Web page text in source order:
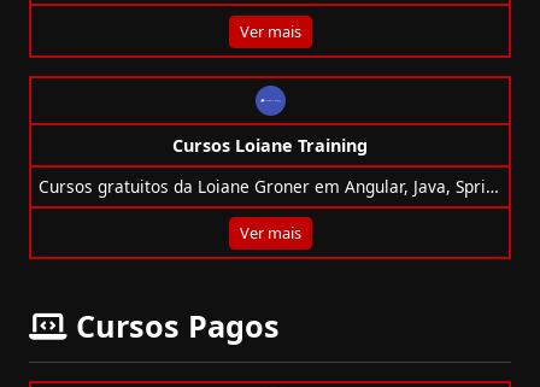
Ver mais
Cursos Loiane Training
Cursos gratuitos da Loiane Groner em Angular, Java, Spring e mais, com certificado e acesso vitalício!
Ver mais
Cursos Pagos